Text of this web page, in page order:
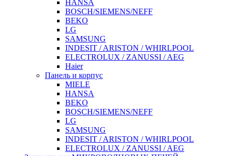
HANSA
BOSCH/SIEMENS/NEFF
BEKO
LG
SAMSUNG
INDESIT / ARISTON / WHIRLPOOL
ELECTROLUX / ZANUSSI / AEG
Haier
Панель и корпус
MIELE
HANSA
BEKO
BOSCH/SIEMENS/NEFF
LG
SAMSUNG
INDESIT / ARISTON / WHIRLPOOL
ELECTROLUX / ZANUSSI / AEG